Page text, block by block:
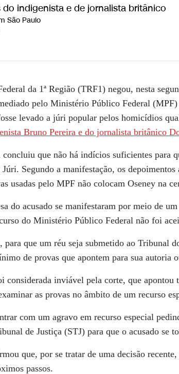
indigenista e de jornalista britânico
São Paulo
que tentava levar acusado a júri |
da 1ª Região (TRF1) negou, nesta
pelo Ministério Público Federal (MPF)
levado a júri popular pelos homicídios
Bruno Pereira e do jornalista britânico
concluiu que não há indícios suficientes para
Júri. Segundo a manifestação, os depoimentos
usadas pelo MPF não colocam Oseney na
do acusado se manifestaram por meio de
do Ministério Público Federal não foi
para que um réu seja submetido ao Tribunal
de provas que apontem para sua autoria
considerada inviável pela corte, que apontou
as provas no âmbito de um recurso
com um agravo em recurso especial
de Justiça (STJ) para que o acusado se
que, por se tratar de uma decisão
passos.